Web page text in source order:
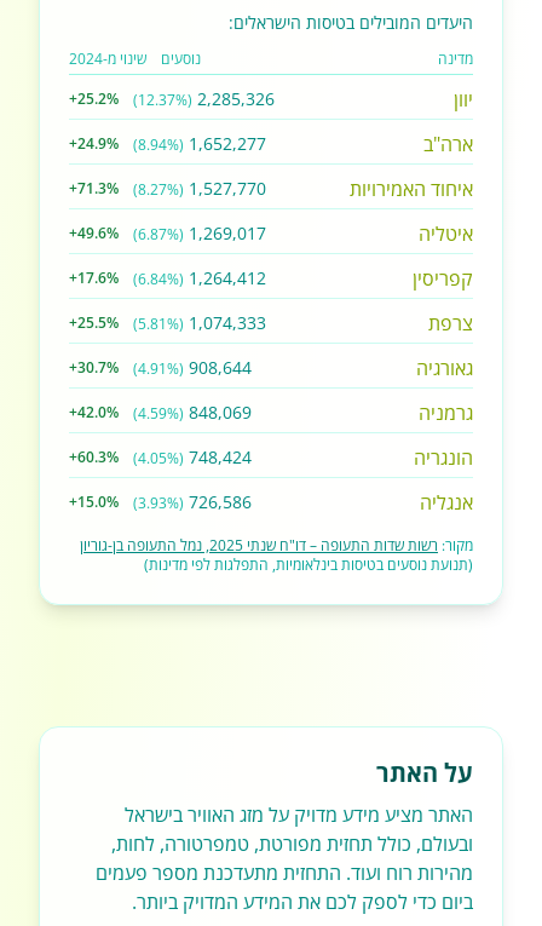
היעדים המובילים בטיסות הישראלים:
מדינה נוסעים שינוי מ-2024
יוון 2,285,326
(12.37%)
+25.2%
ארה"ב 1,652,277
(8.94%)
+24.9%
איחוד האמירויות 1,527,770
(8.27%)
+71.3%
איטליה 1,269,017
(6.87%)
+49.6%
קפריסין 1,264,412
(6.84%)
+17.6%
צרפת 1,074,333
(5.81%)
+25.5%
גאורגיה 908,644
(4.91%)
+30.7%
גרמניה 848,069
(4.59%)
+42.0%
הונגריה 748,424
(4.05%)
+60.3%
אנגליה 726,586
(3.93%)
+15.0%
מקור: רשות שדות התעופה – דו"ח שנתי 2025, נמל התעופה בן-גוריון
(תנועת נוסעים בטיסות בינלאומיות, התפלגות לפי מדינות)
על האתר
האתר מציע מידע מדויק על מזג האוויר בישראל
ובעולם, כולל תחזית מפורטת, טמפרטורה, לחות,
מהירות רוח ועוד. התחזית מתעדכנת מספר פעמים
ביום כדי לספק לכם את המידע המדויק ביותר.